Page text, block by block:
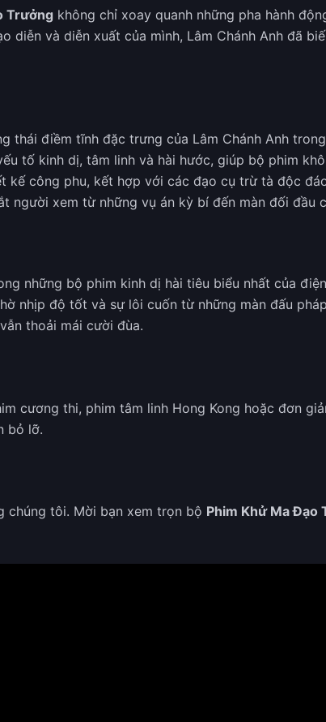
Trưởng không chỉ xoay quanh những pha hành
diễn và diễn xuất của mình, Lâm Chánh Anh đã
thái điềm tĩnh đặc trưng của Lâm Chánh Anh
tố kinh dị, tâm linh và hài hước, giúp bộ phim
kế công phu, kết hợp với các đạo cụ trừ tà độc
người xem từ những vụ án kỳ bí đến màn đối đầu
những bộ phim kinh dị hài tiêu biểu nhất của
nhịp độ tốt và sự lôi cuốn từ những màn đấu
thoải mái cười đùa.
cương thi, phim tâm linh Hong Kong hoặc đơn
bỏ lỡ.
chúng tôi. Mời bạn xem trọn bộ Phim Khử Ma Đạo